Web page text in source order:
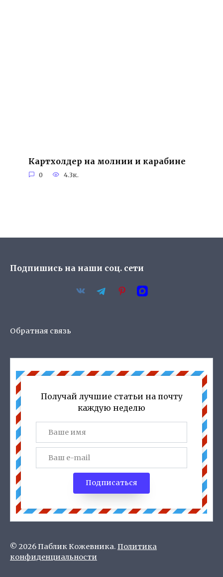
Картхолдер на молнии и карабине
0 4.3к.
Подпишись на наши соц. сети
Обратная связь
Получай лучшие статьи на почту
каждую неделю
Подписаться
© 2026 Паблик Кожевника. Политика
конфиденциальности